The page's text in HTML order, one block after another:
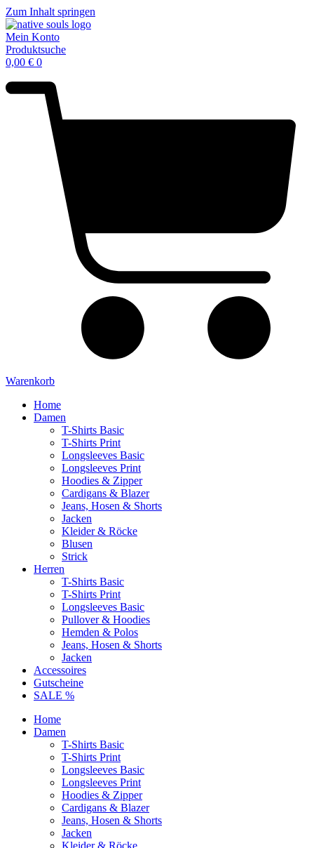
Zum Inhalt springen
Mein Konto
Produktsuche
0,00 € 0
Warenkorb
Home
Damen
T-Shirts Basic
T-Shirts Print
Longsleeves Basic
Longsleeves Print
Hoodies & Zipper
Cardigans & Blazer
Jeans, Hosen & Shorts
Jacken
Kleider & Röcke
Blusen
Strick
Herren
T-Shirts Basic
T-Shirts Print
Longsleeves Basic
Pullover & Hoodies
Hemden & Polos
Jeans, Hosen & Shorts
Jacken
Accessoires
Gutscheine
SALE %
Home
Damen
T-Shirts Basic
T-Shirts Print
Longsleeves Basic
Longsleeves Print
Hoodies & Zipper
Cardigans & Blazer
Jeans, Hosen & Shorts
Jacken
Kleider & Röcke